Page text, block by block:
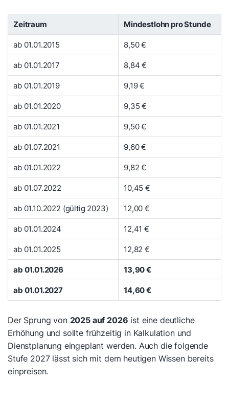
Zeitraum
Mindestlohn pro Stunde
ab 01.01.2015
8,50 €
ab 01.01.2017
8,84 €
ab 01.01.2019
9,19 €
ab 01.01.2020
9,35 €
ab 01.01.2021
9,50 €
ab 01.07.2021
9,60 €
ab 01.01.2022
9,82 €
ab 01.07.2022
10,45 €
ab 01.10.2022 (gültig 2023)
12,00 €
ab 01.01.2024
12,41 €
ab 01.01.2025
12,82 €
ab 01.01.2026
13,90 €
ab 01.01.2027
14,60 €
Der Sprung von 2025 auf 2026 ist eine deutliche
Erhöhung und sollte frühzeitig in Kalkulation und
Dienstplanung eingeplant werden. Auch die folgende
Stufe 2027 lässt sich mit dem heutigen Wissen bereits
einpreisen.